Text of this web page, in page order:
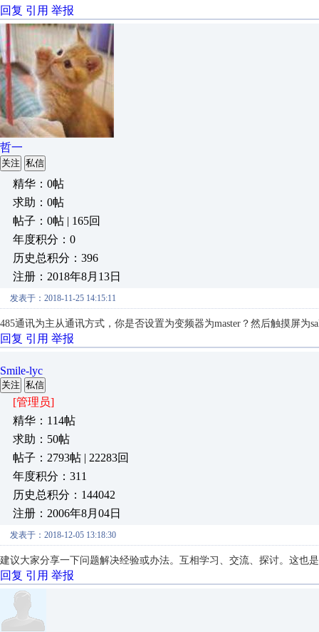
回复 引用 举报
哲一
关注 私信
精华：0帖
求助：0帖
帖子：0帖 | 165回
年度积分：0
历史总积分：396
注册：2018年8月13日
发表于：2018-11-25 14:15:11
485通讯为主从通讯方式，你是否设置为变频器为master？然后触摸屏为
回复 引用 举报
Smile-lyc
关注 私信
[管理员]
精华：114帖
求助：50帖
帖子：2793帖 | 22283回
年度积分：311
历史总积分：144042
注册：2006年8月04日
发表于：2018-12-05 13:18:30
建议大家分享一下问题解决经验或办法。互相学习、交流、探讨。这也
回复 引用 举报